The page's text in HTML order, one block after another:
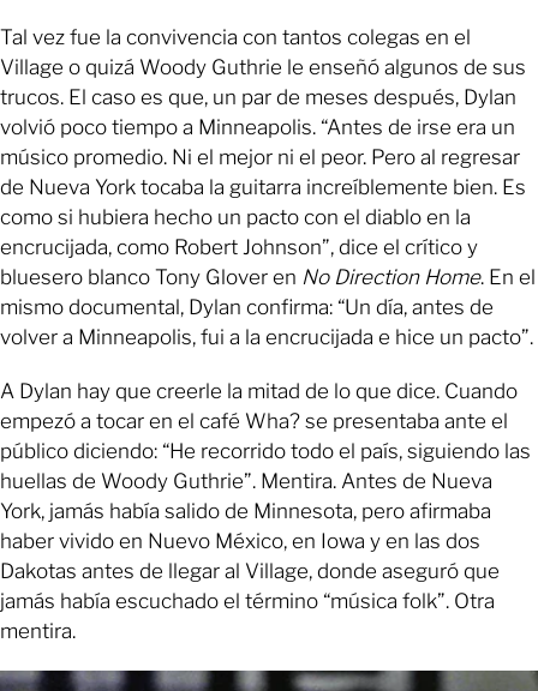
Tal vez fue la convivencia con tantos colegas en el
Village o quizá Woody Guthrie le enseñó algunos de sus
trucos. El caso es que, un par de meses después, Dylan
volvió poco tiempo a Minneapolis. “Antes de irse era un
músico promedio. Ni el mejor ni el peor. Pero al regresar
de Nueva York tocaba la guitarra increíblemente bien. Es
como si hubiera hecho un pacto con el diablo en la
encrucijada, como Robert Johnson”, dice el crítico y
bluesero blanco Tony Glover en No Direction Home. En el
mismo documental, Dylan confirma: “Un día, antes de
volver a Minneapolis, fui a la encrucijada e hice un pacto”.
A Dylan hay que creerle la mitad de lo que dice. Cuando
empezó a tocar en el café Wha? se presentaba ante el
público diciendo: “He recorrido todo el país, siguiendo las
huellas de Woody Guthrie”. Mentira. Antes de Nueva
York, jamás había salido de Minnesota, pero afirmaba
haber vivido en Nuevo México, en Iowa y en las dos
Dakotas antes de llegar al Village, donde aseguró que
jamás había escuchado el término “música folk”. Otra
mentira.